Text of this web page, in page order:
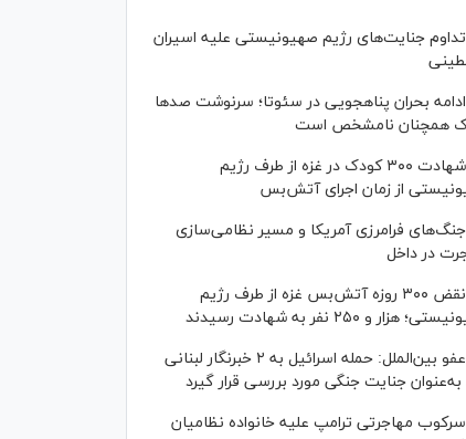
تداوم جنایت‌های رژیم صهیونیستی علیه اسیران
ادامه بحران پناهجویی در سئوتا؛ سرنوشت صدها
همچنان نامشخص است
شهادت ۳۰۰ کودک در غزه از طرف رژیم
از زمان اجرای آتش‌بس
جنگ‌های فرامرزی آمریکا و مسیر نظامی‌سازی
در داخل
نقض ۳۰۰ روزه آتش‌بس غزه از طرف رژیم
هزار و ۲۵۰ نفر به شهادت رسیدند
عفو بین‌الملل: حمله اسرائیل به ۲ خبرنگار لبنانی
به‌عنوان جنایت جنگی مورد بررسی قرار گیرد
سرکوب مهاجرتی ترامپ علیه خانواده نظامیان